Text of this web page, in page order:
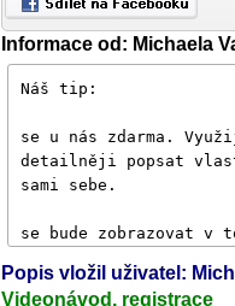
Informace od: Michaela
Popis vložil uživatel:
Videonávod, registrace